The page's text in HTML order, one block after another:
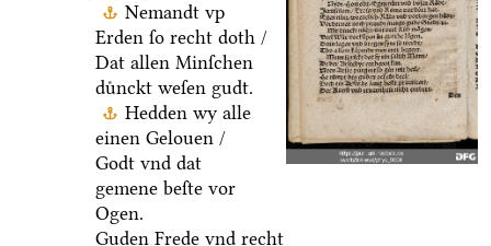
Nemandt vp
Erden ſo recht doth /
Dat allen Minſchen
duͤnckt weſen gudt.
Hedden wy alle
einen Gelouen /
Godt vnd dat
gemene beſte vor
Ogen.
Guden Frede vnd recht